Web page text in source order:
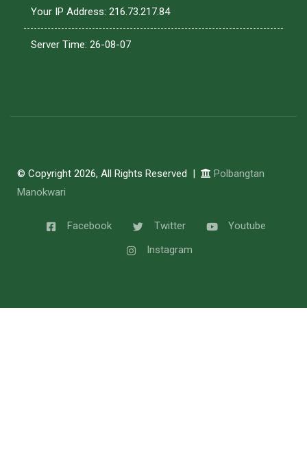
Your IP Address: 216.73.217.84
Server Time: 26-08-07
© Copyright 2026, All Rights Reserved |
Polbangtan
Manokwari
Facebook Twitter
Youtube
Instagram